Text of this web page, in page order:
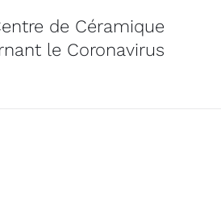
de Céramique
le Coronavirus